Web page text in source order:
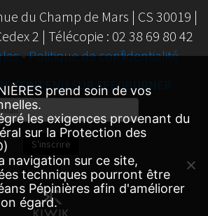
du Champ de Mars | CS 30019 |
2 | Télécopie : 02 38 69 80 42
-Politique de confidentialité
CONTENU SUR FEEDBURNER
S'inscrire
prend soin de vos
les exigences provenant du
sur la Protection des
navigation sur ce site,
techniques pourront être
Pépinières afin d'améliorer
égard.